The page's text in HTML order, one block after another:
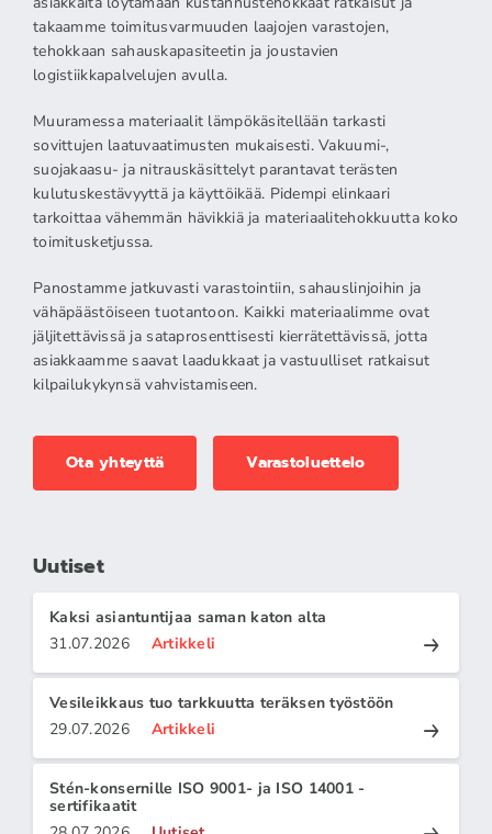
takaamme toimitusvarmuuden laajojen varastojen,
tehokkaan sahauskapasiteetin ja joustavien
logistiikkapalvelujen avulla.
Muuramessa materiaalit lämpökäsitellään tarkasti
sovittujen laatuvaatimusten mukaisesti. Vakuumi-,
suojakaasu- ja nitrauskäsittelyt parantavat terästen
kulutuskestävyyttä ja käyttöikää. Pidempi elinkaari
tarkoittaa vähemmän hävikkiä ja materiaalitehokkuutta koko
toimitusketjussa.
Panostamme jatkuvasti varastointiin, sahauslinjoihin ja
vähäpäästöiseen tuotantoon. Kaikki materiaalimme ovat
jäljitettävissä ja sataprosenttisesti kierrätettävissä, jotta
asiakkaamme saavat laadukkaat ja vastuulliset ratkaisut
kilpailukykynsä vahvistamiseen.
Ota yhteyttä Varastoluettelo
Uutiset
Kaksi asiantuntijaa saman katon alta
31.07.2026
Artikkeli
Vesileikkaus tuo tarkkuutta teräksen työstöön
29.07.2026
Artikkeli
Stén-konsernille ISO 9001- ja ISO 14001 -
sertifikaatit